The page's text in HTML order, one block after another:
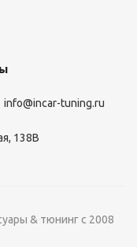
info@incar-tuning.ru
138В
& тюнинг с 2008